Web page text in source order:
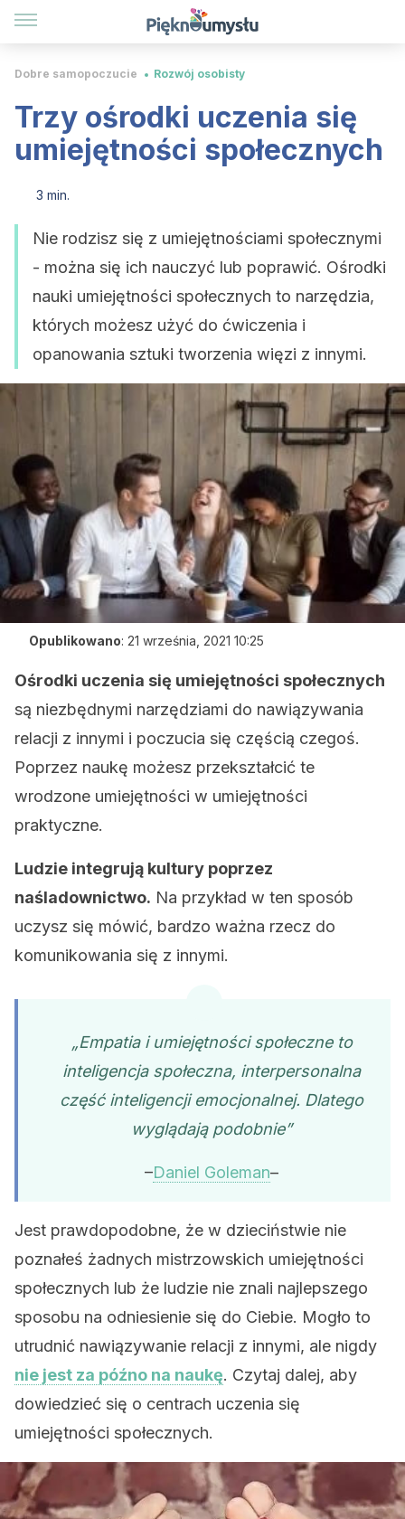
Dobre samopoczucie Rozwój osobisty
Trzy ośrodki uczenia się
umiejętności społecznych
3 min.
Nie rodzisz się z umiejętnościami społecznymi
- można się ich nauczyć lub poprawić. Ośrodki
nauki umiejętności społecznych to narzędzia,
których możesz użyć do ćwiczenia i
opanowania sztuki tworzenia więzi z innymi.
Opublikowano: 21 września, 2021 10:25
Ośrodki uczenia się umiejętności społecznych
są niezbędnymi narzędziami do nawiązywania
relacji z innymi i poczucia się częścią czegoś.
Poprzez naukę możesz przekształcić te
wrodzone umiejętności w umiejętności
praktyczne.
Ludzie integrują kultury poprzez
naśladownictwo. Na przykład w ten sposób
uczysz się mówić, bardzo ważna rzecz do
komunikowania się z innymi.
„Empatia i umiejętności społeczne to
inteligencja społeczna, interpersonalna
część inteligencji emocjonalnej. Dlatego
wyglądają podobnie”
–Daniel Goleman–
Jest prawdopodobne, że w dzieciństwie nie
poznałeś żadnych mistrzowskich umiejętności
społecznych lub że ludzie nie znali najlepszego
sposobu na odniesienie się do Ciebie. Mogło to
utrudnić nawiązywanie relacji z innymi, ale nigdy
nie jest za późno na naukę. Czytaj dalej, aby
dowiedzieć się o centrach uczenia się
umiejętności społecznych.